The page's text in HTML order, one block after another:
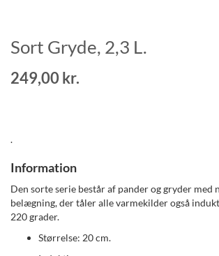
Gå
til
starten
af
Sort Gryde, 2,3 L.
249,00 kr.
.
Information
Den sorte serie består af pander og gryder med
belægning, der tåler alle varmekilder også
220 grader.
Størrelse: 20 cm.